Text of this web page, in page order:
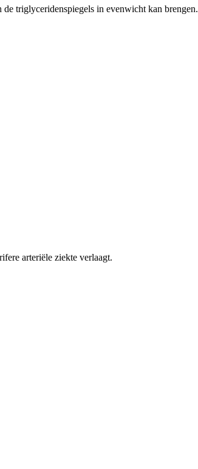
triglyceridenspiegels in evenwicht kan brengen.
arteriële ziekte verlaagt.